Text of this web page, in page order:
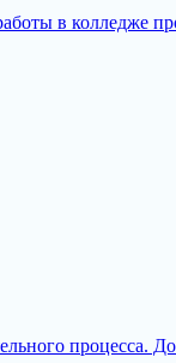
в колледже
процесса.